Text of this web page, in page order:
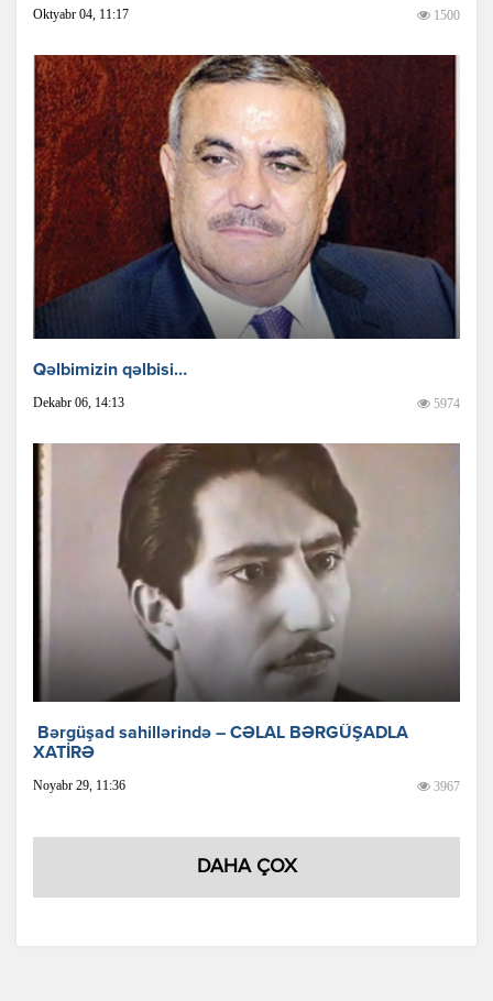
Oktyabr 04, 11:17 1500
Qəlbimizin qəlbisi…
Dekabr 06, 14:13 5974
Bərgüşad sahillərində – CƏLAL BƏRGÜŞADLA
XATİRƏ
Noyabr 29, 11:36 3967
DAHA ÇOX